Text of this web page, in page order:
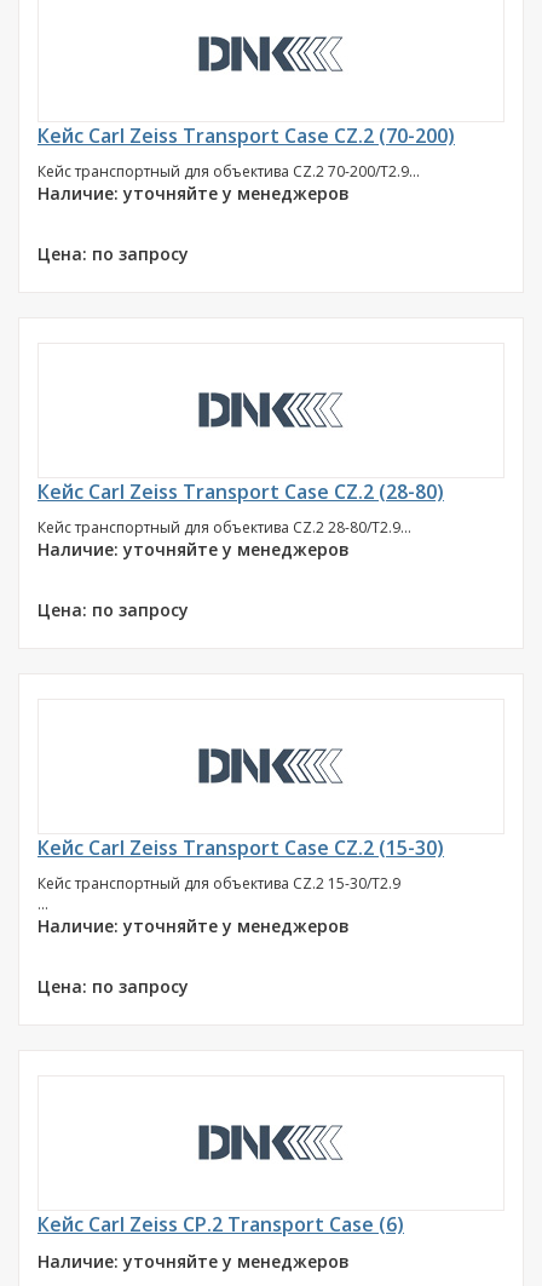
Кейс Carl Zeiss Transport Case CZ.2 (70-200)
Кейс транспортный для объектива CZ.2 70-200/T2.9...
Наличие: уточняйте у менеджеров
Цена: по запросу
Кейс Carl Zeiss Transport Case CZ.2 (28-80)
Кейс транспортный для объектива CZ.2 28-80/T2.9...
Наличие: уточняйте у менеджеров
Цена: по запросу
Кейс Carl Zeiss Transport Case CZ.2 (15-30)
Кейс транспортный для объектива CZ.2 15-30/T2.9
...
Наличие: уточняйте у менеджеров
Цена: по запросу
Кейс Carl Zeiss CP.2 Transport Case (6)
Наличие: уточняйте у менеджеров